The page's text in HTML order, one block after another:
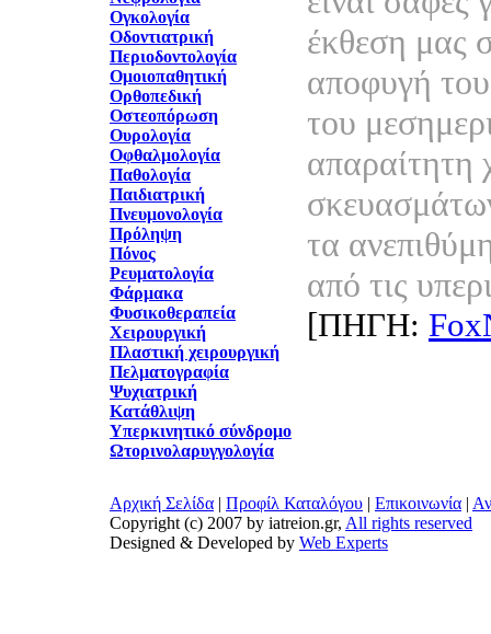
Ογκολογία
Οδοντιατρική
Περιοδοντολογία
Ομοιοπαθητική
Ορθοπεδική
Οστεοπόρωση
Ουρολογία
Οφθαλμολογία
Παθολογία
Παιδιατρική
Πνευμονολογία
Πρόληψη
Πόνος
Ρευματολογία
Φάρμακα
Φυσικοθεραπεία
Χειρουργική
Πλαστική χειρουργική
Πελματογραφία
Ψυχιατρική
Κατάθλιψη
Υπερκινητικό σύνδρομο
Ωτορινολαρυγγολογία
έκθεση μας
αποφυγή
του
απαραίτητη
τα
από τις
[ΠΗΓΗ:
Αρχική Σελίδα | Προφίλ Καταλόγου | Επικοινωνία |
Copyright (c) 2007 by iatreion.gr, All rights reserved
Designed & Developed by Web Experts